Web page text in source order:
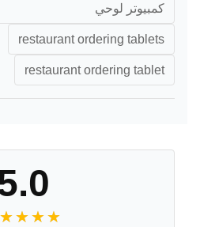
كمبيوتر لوحي
restaurant ordering tablets
restaurant ordering tablet